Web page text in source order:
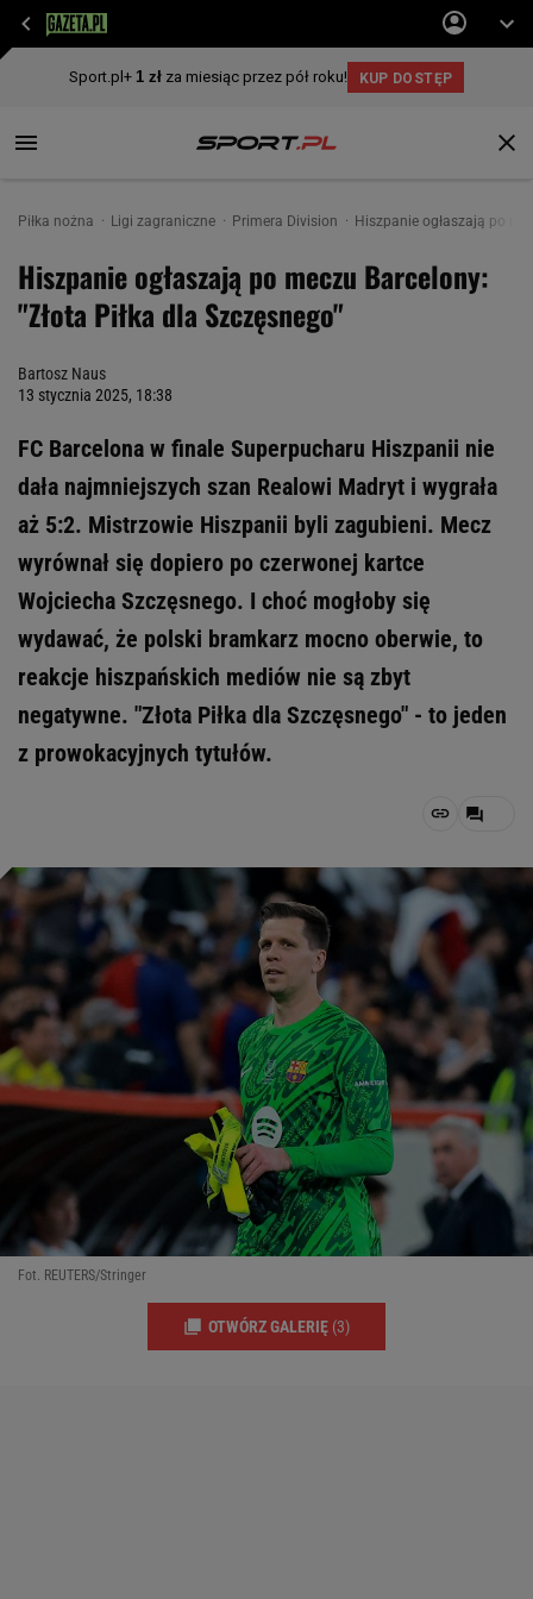
Piłka nożna Ligi zagraniczne Primera Division Hiszpanie ogłaszają po
Hiszpanie ogłaszają po meczu Barcelony:
"Złota Piłka dla Szczęsnego"
Bartosz Naus
13 stycznia 2025, 18:38
FC Barcelona w finale Superpucharu Hiszpanii nie
dała najmniejszych szan Realowi Madryt i wygrała
aż 5:2. Mistrzowie Hiszpanii byli zagubieni. Mecz
wyrównał się dopiero po czerwonej kartce
Wojciecha Szczęsnego. I choć mogłoby się
wydawać, że polski bramkarz mocno oberwie, to
reakcje hiszpańskich mediów nie są zbyt
negatywne. "Złota Piłka dla Szczęsnego" - to jeden
z prowokacyjnych tytułów.
Fot. REUTERS/Stringer
OTWÓRZ GALERIĘ (3)